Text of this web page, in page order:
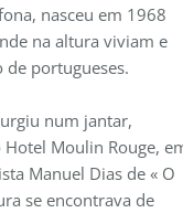
nasceu em 1968
na altura viviam e
portugueses.
num jantar,
Moulin Rouge,
Manuel Dias de « O
se encontrava de